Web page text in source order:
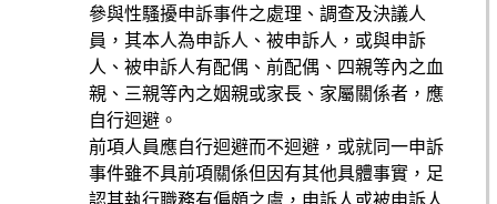
參與性騷擾申訴事件之處理、調查及決議人
員，其本人為申訴人、被申訴人，或與申訴
人、被申訴人有配偶、前配偶、四親等內之血
親、三親等內之姻親或家長、家屬關係者，應
自行迴避。
前項人員應自行迴避而不迴避，或就同一申訴
事件雖不具前項關係但因有其他具體事實，足